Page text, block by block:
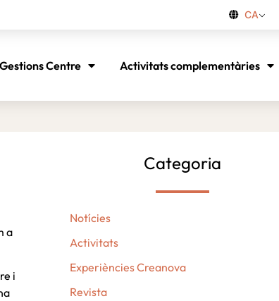
CA
Gestions Centre Activitats complementàries
a
i
Categoria
Notícies
Activitats
Experiències Creanova
Revista